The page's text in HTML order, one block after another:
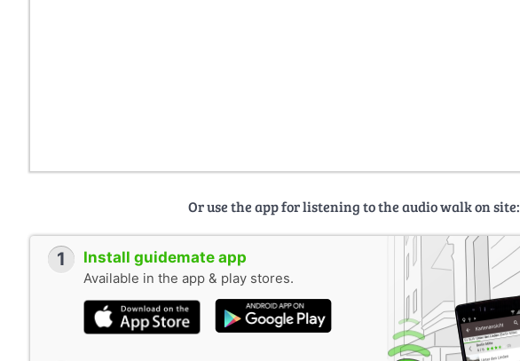
Or use the app for listening to the audio walk on site:
1 Install guidemate app
Available in the app & play stores.